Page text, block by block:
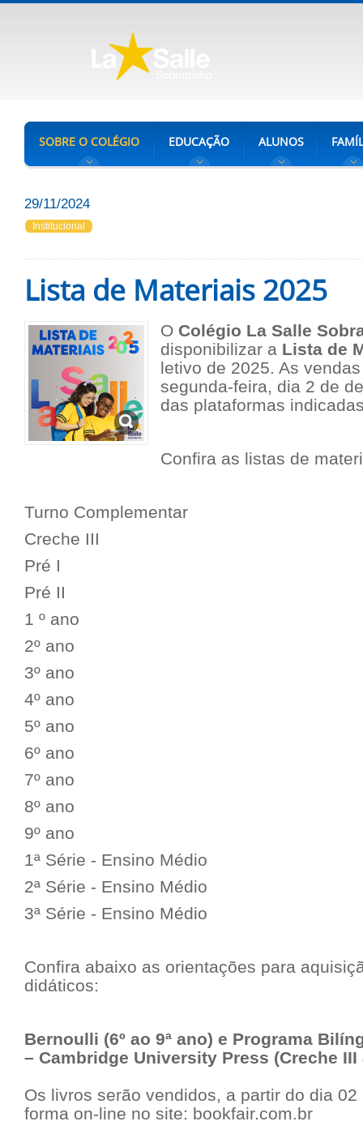
SOBRE O COLÉGIO EDUCAÇÃO ALUNOS
29/11/2024
Institucional
Lista de Materiais 2025
O Colégio La Salle
disponibilizar a Lista de
letivo de 2025. As
segunda-feira, dia 2 de
das plataformas
Confira as listas de
Turno Complementar
Creche III
Pré I
Pré II
1 º ano
2º ano
3º ano
4º ano
5º ano
6º ano
7º ano
8º ano
9º ano
1ª Série - Ensino Médio
2ª Série - Ensino Médio
3ª Série - Ensino Médio
Confira abaixo as orientações para
didáticos:
Bernoulli (6º ao 9ª ano) e Programa
– Cambridge University Press (Creche III
Os livros serão vendidos, a partir do dia
forma on-line no site: bookfair.com.br